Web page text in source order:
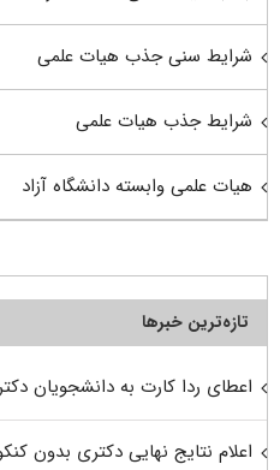
شرایط سنی جذب هیات علمی
شرایط جذب هیات علمی
هیات علمی وابسته دانشگاه آزاد
تازه‌ترین خبرها
اعطای ردا کارت به دانشجویان دکتری
اعلام نتایج نهایی دکتری بدون کنکور